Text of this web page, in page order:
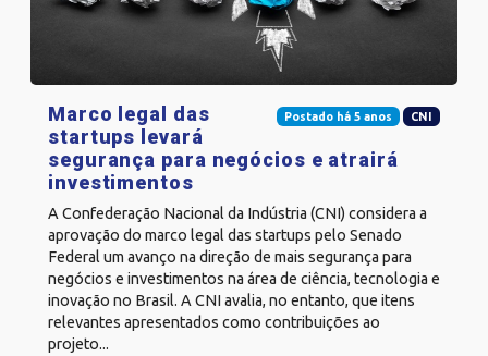
Postado há 5 anos CNI
Marco legal das
startups levará
segurança para negócios e atrairá
investimentos
A Confederação Nacional da Indústria (CNI) considera a
aprovação do marco legal das startups pelo Senado
Federal um avanço na direção de mais segurança para
negócios e investimentos na área de ciência, tecnologia e
inovação no Brasil. A CNI avalia, no entanto, que itens
relevantes apresentados como contribuições ao
projeto...